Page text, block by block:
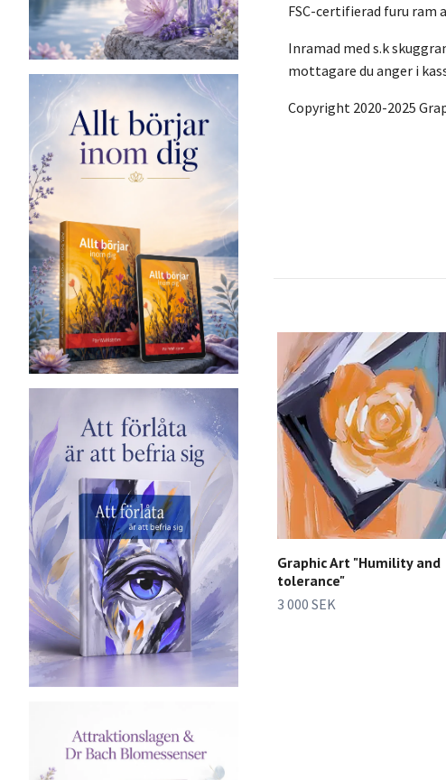
FSC-certifierad furu ram
Inramad med s.k
mottagare du anger i
Copyright 2020-2025
Graphic Art "Humility and
tolerance"
3 000 SEK